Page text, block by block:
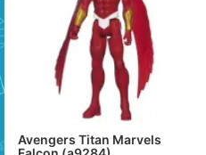
Avengers Titan Marvels